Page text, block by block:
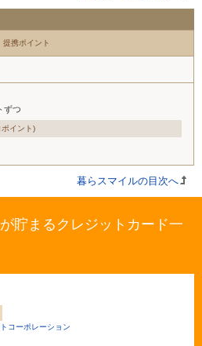
提携ポイント
ずつ
イント)
暮らスマイルの目次へ
貯まるクレジットカード一
コーポレーション